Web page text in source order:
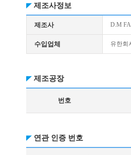
제조사정보
제조사 D.M
수입업체 유한회
제조공장
번호
연관 인증 번호